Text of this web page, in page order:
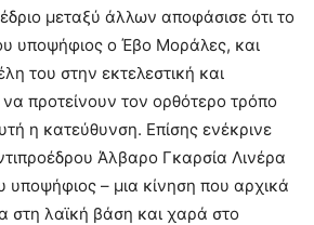
μεταξύ άλλων αποφάσισε ότι το
υποψήφιος ο Έβο Μοράλες, και
του στην εκτελεστική και
προτείνουν τον ορθότερο τρόπο
η κατεύθυνση. Επίσης ενέκρινε
Άλβαρο Γκαρσία Λινέρα
υποψήφιος – μια κίνηση που αρχικά
στη λαϊκή βάση και χαρά στο